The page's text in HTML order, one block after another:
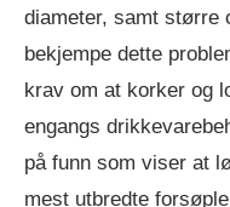
diameter, samt større
bekjempe dette
krav om at korker og
engangs
på funn som viser at
mest utbredte